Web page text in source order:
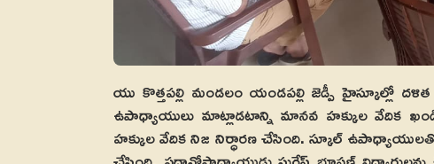
యు కొత్తపల్లి మండలం యండపల్లి జెడ్పీ హైస్కూల్లో దళిత
ఉపాధ్యాయులు మాట్లాడటాన్ని మానవ హక్కుల వేదిక
హక్కుల వేదిక నిజ నిర్ధారణ చేసింది. స్కూల్